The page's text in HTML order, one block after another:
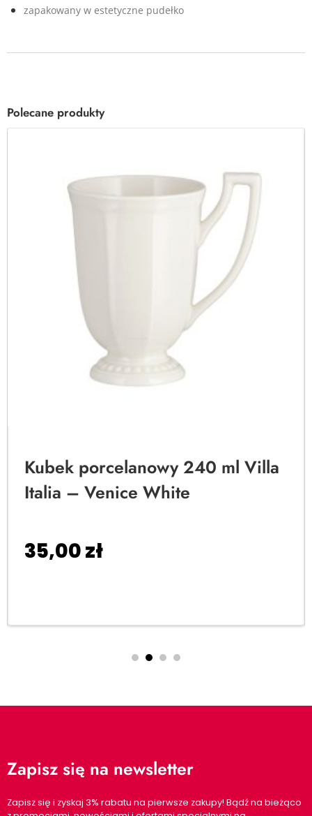
zapakowany w estetyczne pudełko
Polecane produkty
Kubek porcelanowy 240 ml Villa
Italia – Venice White
35,00zł
Zapisz się na newsletter
Zapisz się i zyskaj 3% rabatu na pierwsze zakupy! Bądź na bieżąco